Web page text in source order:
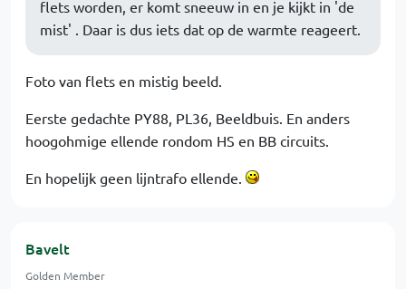
flets worden, er komt sneeuw in en je kijkt in 'de
mist' . Daar is dus iets dat op de warmte reageert.
Foto van flets en mistig beeld.
Eerste gedachte PY88, PL36, Beeldbuis. En anders
hoogohmige ellende rondom HS en BB circuits.
En hopelijk geen lijntrafo ellende.
Bavelt
Golden Member